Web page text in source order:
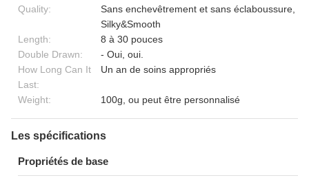
Quality:
Sans enchevêtrement et sans éclaboussure,
Silky&Smooth
Length:
8 à 30 pouces
Double Drawn:
- Oui, oui.
How Long Can It
Last:
Un an de soins appropriés
Weight: 100g, ou peut être personnalisé
Les spécifications
Propriétés de base